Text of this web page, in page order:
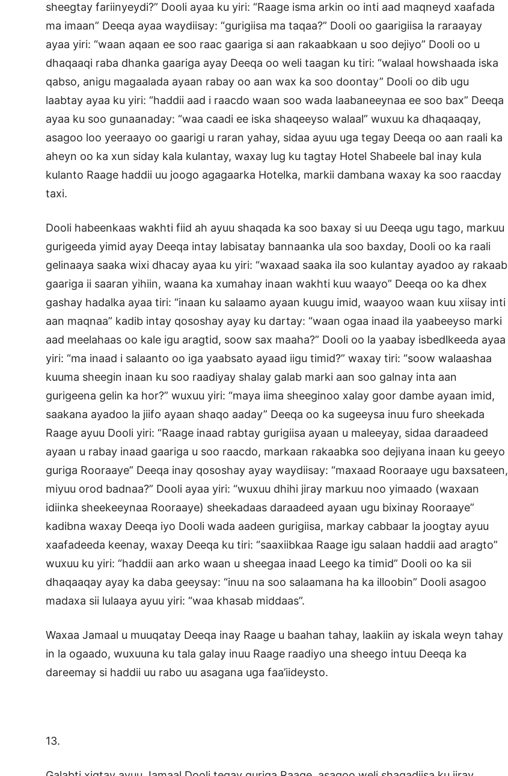
sheegtay fariinyeydi?” Dooli ayaa ku yiri: “Raage isma arkin oo inti aad maqneyd xaafada
ma imaan” Deeqa ayaa waydiisay: “gurigiisa ma taqaa?” Dooli oo gaarigiisa la raraayay
ayaa yiri: “waan aqaan ee soo raac gaariga si aan rakaabkaan u soo dejiyo” Dooli oo u
dhaqaaqi raba dhanka gaariga ayay Deeqa oo weli taagan ku tiri: “walaal howshaada iska
qabso, anigu magaalada ayaan rabay oo aan wax ka soo doontay” Dooli oo dib ugu
laabtay ayaa ku yiri: “haddii aad i raacdo waan soo wada laabaneeynaa ee soo bax” Deeqa
ayaa ku soo gunaanaday: “waa caadi ee iska shaqeeyso walaal” wuxuu ka dhaqaaqay,
asagoo loo yeeraayo oo gaarigi u raran yahay, sidaa ayuu uga tegay Deeqa oo aan raali ka
aheyn oo ka xun siday kala kulantay, waxay lug ku tagtay Hotel Shabeele bal inay kula
kulanto Raage haddii uu joogo agagaarka Hotelka, markii dambana waxay ka soo raacday
taxi.
Dooli habeenkaas wakhti fiid ah ayuu shaqada ka soo baxay si uu Deeqa ugu tago, markuu
gurigeeda yimid ayay Deeqa intay labisatay bannaanka ula soo baxday, Dooli oo ka raali
gelinaaya saaka wixi dhacay ayaa ku yiri: “waxaad saaka ila soo kulantay ayadoo ay rakaab
gaariga ii saaran yihiin, waana ka xumahay inaan wakhti kuu waayo” Deeqa oo ka dhex
gashay hadalka ayaa tiri: “inaan ku salaamo ayaan kuugu imid, waayoo waan kuu xiisay inti
aan maqnaa” kadib intay qososhay ayay ku dartay: “waan ogaa inaad ila yaabeeyso marki
aad meelahaas oo kale igu aragtid, soow sax maaha?” Dooli oo la yaabay isbedlkeeda ayaa
yiri: “ma inaad i salaanto oo iga yaabsato ayaad iigu timid?” waxay tiri: “soow walaashaa
kuuma sheegin inaan ku soo raadiyay shalay galab marki aan soo galnay inta aan
gurigeena gelin ka hor?” wuxuu yiri: “maya iima sheeginoo xalay goor dambe ayaan imid,
saakana ayadoo la jiifo ayaan shaqo aaday” Deeqa oo ka sugeeysa inuu furo sheekada
Raage ayuu Dooli yiri: “Raage inaad rabtay gurigiisa ayaan u maleeyay, sidaa daraadeed
ayaan u rabay inaad gaariga u soo raacdo, markaan rakaabka soo dejiyana inaan ku geeyo
guriga Rooraaye” Deeqa inay qososhay ayay waydiisay: “maxaad Rooraaye ugu baxsateen,
miyuu orod badnaa?” Dooli ayaa yiri: “wuxuu dhihi jiray markuu noo yimaado (waxaan
idiinka sheekeeynaa Rooraaye) sheekadaas daraadeed ayaan ugu bixinay Rooraaye”
kadibna waxay Deeqa iyo Dooli wada aadeen gurigiisa, markay cabbaar la joogtay ayuu
xaafadeeda keenay, waxay Deeqa ku tiri: “saaxiibkaa Raage igu salaan haddii aad aragto”
wuxuu ku yiri: “haddii aan arko waan u sheegaa inaad Leego ka timid” Dooli oo ka sii
dhaqaaqay ayay ka daba geeysay: “inuu na soo salaamana ha ka illoobin” Dooli asagoo
madaxa sii lulaaya ayuu yiri: “waa khasab middaas”.
Waxaa Jamaal u muuqatay Deeqa inay Raage u baahan tahay, laakiin ay iskala weyn tahay
in la ogaado, wuxuuna ku tala galay inuu Raage raadiyo una sheego intuu Deeqa ka
dareemay si haddii uu rabo uu asagana uga faa’iideysto.
13.